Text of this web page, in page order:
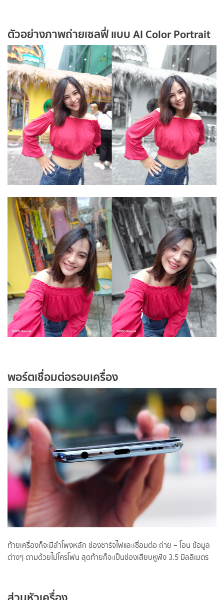
ตัวอย่างภาพถ่ายเซลฟี่ แบบAI Color Portrait
พอร์ตเชื่อมต่อรอบเครื่อง
ท้ายเครื่องก็จะมีลำโพงหลัก ช่องชาร์จไฟและเชื่อมต่อ ถ่าย – โอน ข้อมูล
ต่างๆ ตามด้วยไม่โครโฟน สุดท้ายก็จะเป็นช่องเสียบหูฟัง 3.5 มิลลิเมตร